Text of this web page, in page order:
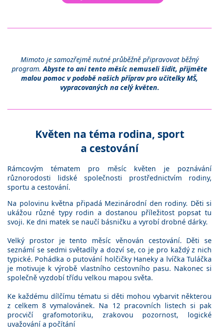
Mimoto je samozřejmě nutné průběžně připravovat běžný
program. Abyste to ani tento měsíc nemuseli šidit, přijměte
malou pomoc v podobě našich příprav pro učitelky MŠ,
vypracovaných na celý květen.
Květen na téma rodina, sport
a cestování
Rámcovým tématem pro měsíc květen je poznávání
různorodosti lidské společnosti prostřednictvím rodiny,
sportu a cestování.
Na polovinu května připadá Mezinárodní den rodiny. Děti si
ukážou různé typy rodin a dostanou příležitost popsat tu
svoji. Ke dni matek se naučí básničku a vyrobí drobné dárky.
Velký prostor je tento měsíc věnován cestování. Děti se
seznámí se sedmi světadíly a dozví se, co je pro každý z nich
typické. Pohádka o putování holčičky Haneky a lvíčka Tuláčka
je motivuje k výrobě vlastního cestovního pasu. Nakonec si
společně vyzdobí třídu velkou mapou světa.
Ke každému dílčímu tématu si děti mohou vybarvit některou
z celkem 8 vymalovánek. Na 12 pracovních listech si pak
procvičí grafomotoriku, zrakovou pozornost, logické
uvažování a počítání